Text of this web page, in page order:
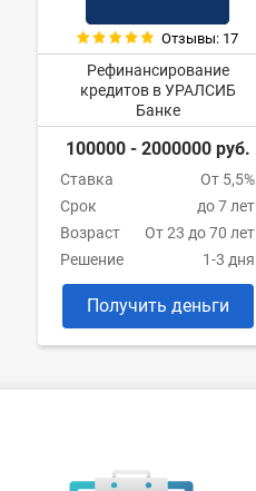
Отзывы: 17
Рефинансирование
кредитов в УРАЛСИБ
Банке
100000 - 2000000 руб.
Ставка
От 5,5%
Срок
до 7 лет
Возраст
От 23 до 70 лет
Решение
1-3 дня
Получить деньги